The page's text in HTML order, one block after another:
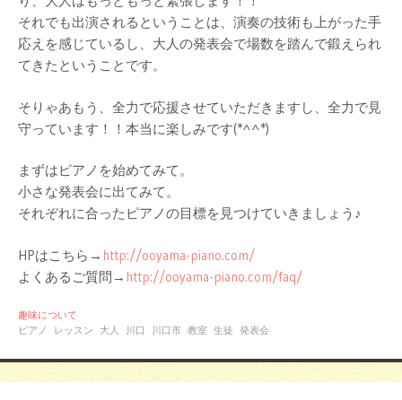
それでも出演されるということは、演奏の技術も上がった手
応えを感じているし、大人の発表会で場数を踏んで鍛えられ
てきたということです。
そりゃあもう、全力で応援させていただきますし、全力で見
守っています！！本当に楽しみです(*^^*)
まずはピアノを始めてみて。
小さな発表会に出てみて。
それぞれに合ったピアノの目標を見つけていきましょう♪
HPはこちら→ http://ooyama-piano.com/
よくあるご質問→ http://ooyama-piano.com/faq/
趣味について
ピアノ
レッスン 大人 川口 川口市 教室 生徒 発表会